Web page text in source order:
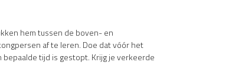
hem tussen de boven- en
af te leren. Doe dat vóór het
tijd is gestopt. Krijg je verkeerde